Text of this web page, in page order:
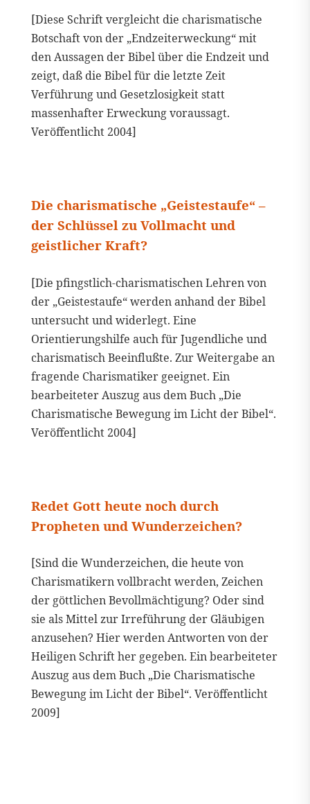
[Diese Schrift vergleicht die charismatische
Botschaft von der „Endzeiterweckung“ mit
den Aussagen der Bibel über die Endzeit und
zeigt, daß die Bibel für die letzte Zeit
Verführung und Gesetzlosigkeit statt
massenhafter Erweckung voraussagt.
Veröffentlicht 2004]
Die charismatische „Geistestaufe“ –
der Schlüssel zu Vollmacht und
geistlicher Kraft?
[Die pfingstlich-charismatischen Lehren von
der „Geistestaufe“ werden anhand der Bibel
untersucht und widerlegt. Eine
Orientierungshilfe auch für Jugendliche und
charismatisch Beeinflußte. Zur Weitergabe an
fragende Charismatiker geeignet. Ein
bearbeiteter Auszug aus dem Buch „Die
Charismatische Bewegung im Licht der Bibel“.
Veröffentlicht 2004]
Redet Gott heute noch durch
Propheten und Wunderzeichen?
[Sind die Wunderzeichen, die heute von
Charismatikern vollbracht werden, Zeichen
der göttlichen Bevollmächtigung? Oder sind
sie als Mittel zur Irreführung der Gläubigen
anzusehen? Hier werden Antworten von der
Heiligen Schrift her gegeben. Ein bearbeiteter
Auszug aus dem Buch „Die Charismatische
Bewegung im Licht der Bibel“. Veröffentlicht
2009]